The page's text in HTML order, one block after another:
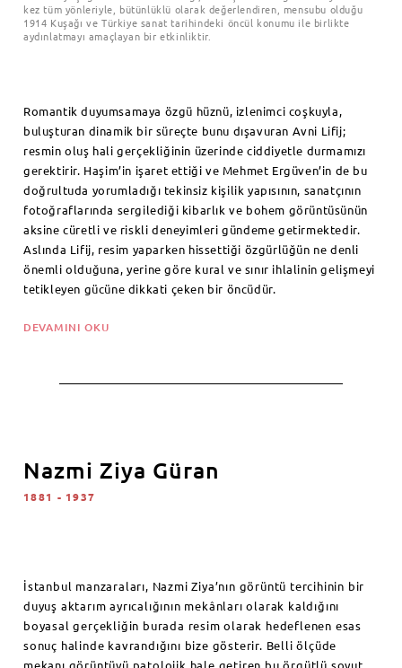
kez tüm yönleriyle, bütünlüklü olarak değerlendiren, mensubu olduğu
1914 Kuşağı ve Türkiye sanat tarihindeki öncül konumu ile birlikte
aydınlatmayı amaçlayan bir etkinliktir.
Romantik duyumsamaya özgü hüznü, izlenimci coşkuyla,
buluşturan dinamik bir süreçte bunu dışavuran Avni Lifij;
resmin oluş hali gerçekliğinin üzerinde ciddiyetle durmamızı
gerektirir. Haşim’in işaret ettiği ve Mehmet Ergüven’in de bu
doğrultuda yorumladığı tekinsiz kişilik yapısının, sanatçının
fotoğraflarında sergilediği kibarlık ve bohem görüntüsünün
aksine cüretli ve riskli deneyimleri gündeme getirmektedir.
Aslında Lifij, resim yaparken hissettiği özgürlüğün ne denli
önemli olduğuna, yerine göre kural ve sınır ihlalinin gelişmeyi
tetikleyen gücüne dikkati çeken bir öncüdür.
DEVAMINI OKU
Nazmi Ziya Güran
1881 - 1937
İstanbul manzaraları, Nazmi Ziya’nın görüntü tercihinin bir
duyuş aktarım ayrıcalığının mekânları olarak kaldığını
boyasal gerçekliğin burada resim olarak hedeflenen esas
sonuç halinde kavrandığını bize gösterir. Belli ölçüde
mekanı görüntüyü patolojik hale getiren bu örgütlü soyut